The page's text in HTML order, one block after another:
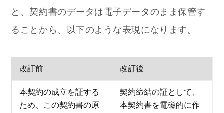
と、契約書のデータは電子データのまま保管す
ることから、以下のような表現になります。
改訂前 改訂後
本契約の成立を証する
ため、この契約書の原
契約締結の証として、
本契約書を電磁的に作